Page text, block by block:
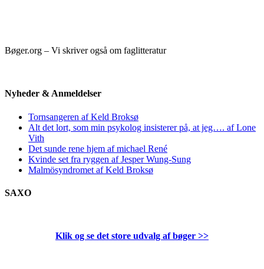
Bøger.org – Vi skriver også om faglitteratur
Nyheder & Anmeldelser
Tornsangeren af Keld Broksø
Alt det lort, som min psykolog insisterer på, at jeg…. af Lone
Vith
Det sunde rene hjem af michael René
Kvinde set fra ryggen af Jesper Wung-Sung
Malmösyndromet af Keld Broksø
SAXO
Klik og se det store udvalg af bøger >>